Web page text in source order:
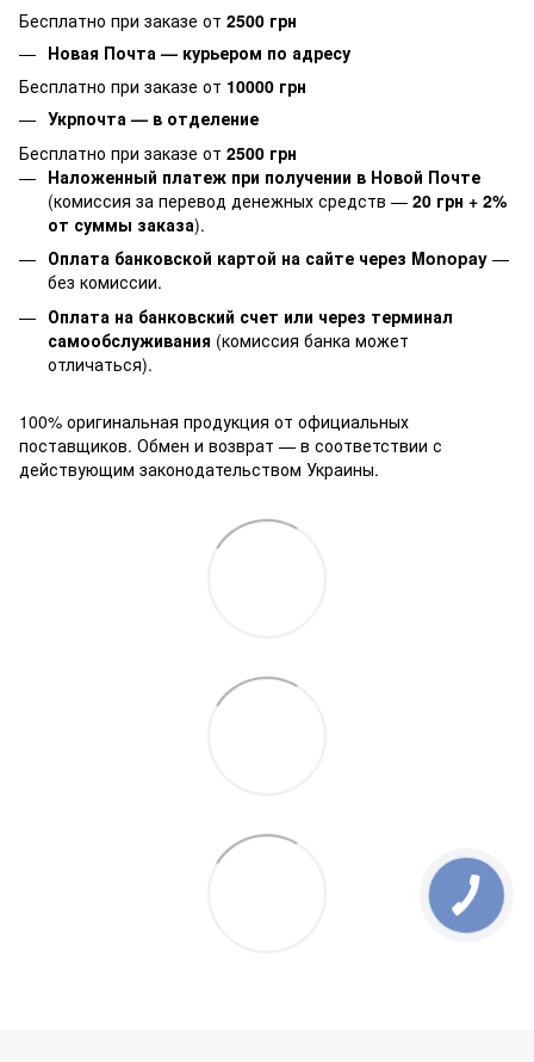
Бесплатно при заказе от 2500 грн
Новая Почта — курьером по адресу
Бесплатно при заказе от 10000 грн
Укрпочта — в отделение
Бесплатно при заказе от 2500 грн
Наложенный платеж при получении в Новой Почте
(комиссия за перевод денежных средств — 20 грн + 2%
от суммы заказа).
Оплата банковской картой на сайте через Monopay —
без комиссии.
Оплата на банковский счет или через терминал
самообслуживания (комиссия банка может
отличаться).
100% оригинальная продукция от официальных
поставщиков. Обмен и возврат — в соответствии с
действующим законодательством Украины.